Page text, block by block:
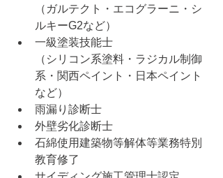
（ガルテクト・エコグラーニ・シ
ルキーG2など）
一級塗装技能士
（シリコン系塗料・ラジカル制御
系・関西ペイント・日本ペイント
など）
雨漏り診断士
外壁劣化診断士
石綿使用建築物等解体等業務特別
教育修了